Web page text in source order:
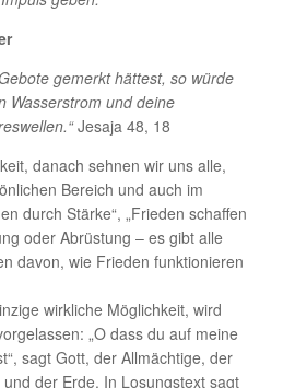
gemerkt hättest, so würde
Wasserstrom und deine
Jesaja 48, 18
danach sehnen wir uns alle,
Bereich und auch im
durch Stärke“, „Frieden schaffen
oder Abrüstung – es gibt alle
davon, wie Frieden funktionieren
wirkliche Möglichkeit, wird
„O dass du auf meine
sagt Gott, der Allmächtige, der
der Erde. In Losungstext sagt